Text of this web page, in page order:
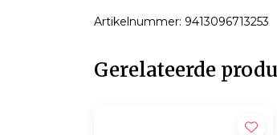
Artikelnummer: 9413096713253
Gerelateerde